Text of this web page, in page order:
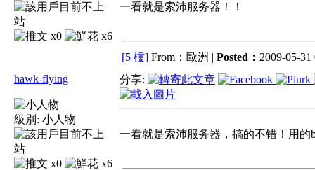
x0 x6
一看就是索沛服务器！！
[5 樓] From：歐洲 | Posted： 2009-05-31
hawk-flying
級別: 小人物
x0 x6
分享:
一看就是索沛服务器，搞的不错！用的